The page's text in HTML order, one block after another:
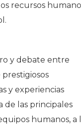
recursos
y debate entre
y experiencias
de las principales
humanos, a